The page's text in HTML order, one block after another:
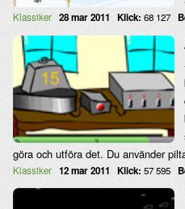
Klassiker 28 mar 2011 Klick: 68 127
göra och utföra det. Du använder
Klassiker 12 mar 2011 Klick: 57 595